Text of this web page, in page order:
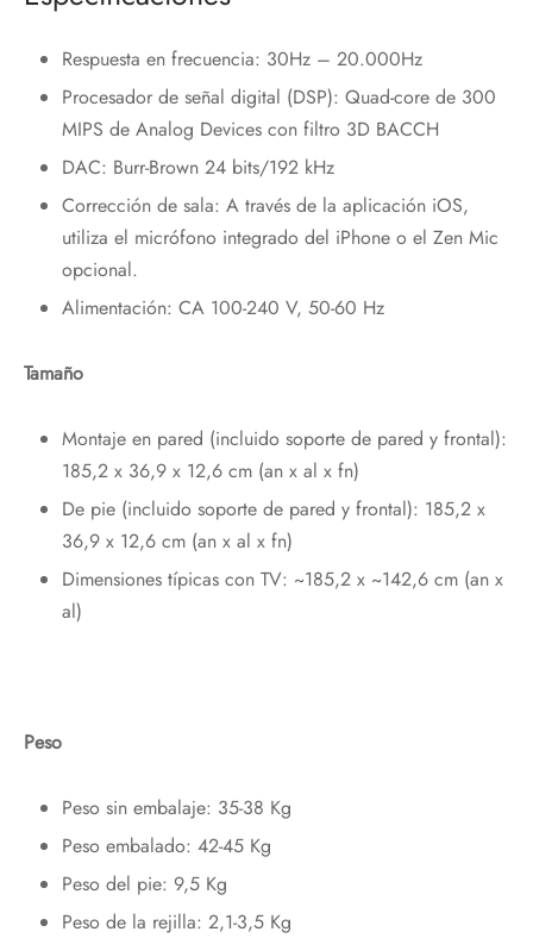
Respuesta en frecuencia: 30Hz – 20.000Hz
Procesador de señal digital (DSP): Quad-core de 300
MIPS de Analog Devices con filtro 3D BACCH
DAC: Burr-Brown 24 bits/192 kHz
Corrección de sala: A través de la aplicación iOS,
utiliza el micrófono integrado del iPhone o el Zen Mic
opcional.
Alimentación: CA 100-240 V, 50-60 Hz
Tamaño
Montaje en pared (incluido soporte de pared y frontal):
185,2 x 36,9 x 12,6 cm (an x al x fn)
De pie (incluido soporte de pared y frontal): 185,2 x
36,9 x 12,6 cm (an x al x fn)
Dimensiones típicas con TV: ~185,2 x ~142,6 cm (an x
al)
Peso
Peso sin embalaje: 35-38 Kg
Peso embalado: 42-45 Kg
Peso del pie: 9,5 Kg
Peso de la rejilla: 2,1-3,5 Kg